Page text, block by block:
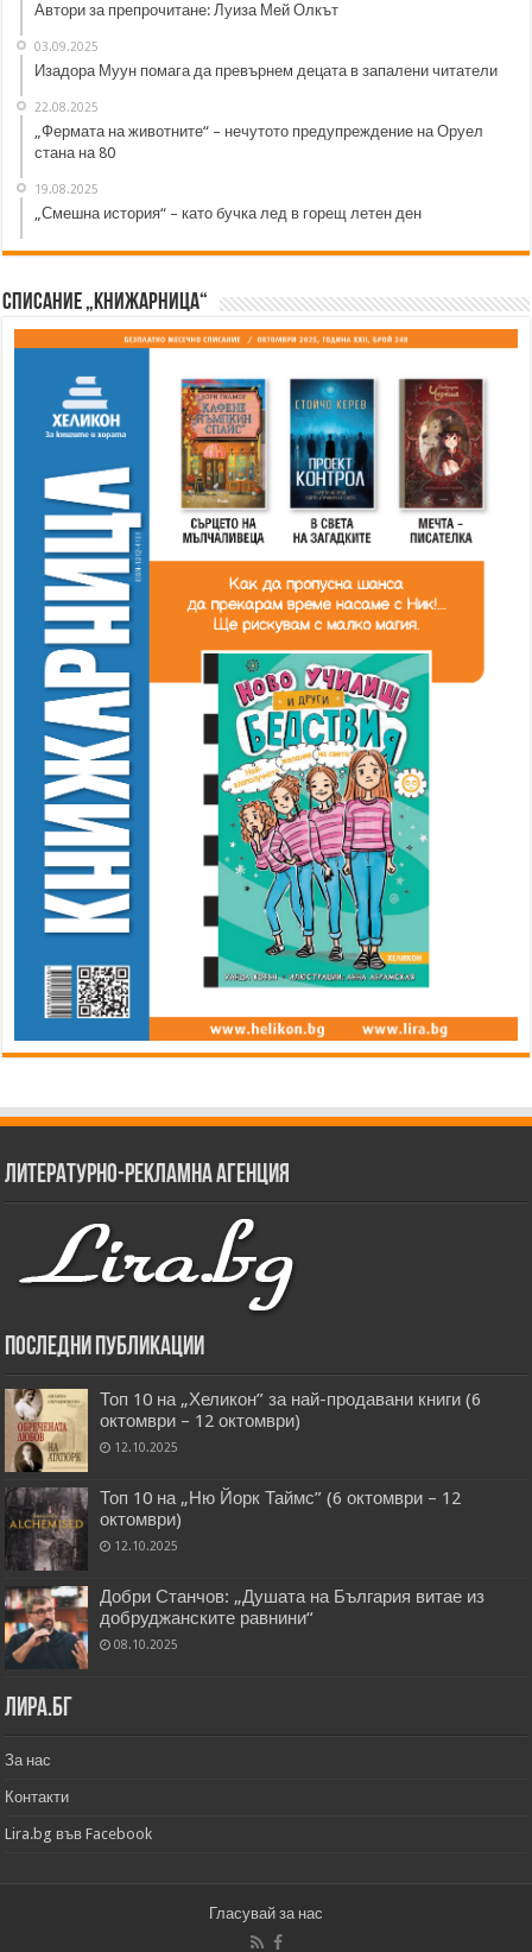
Автори за препрочитане: Луиза Мей Олкът
03.09.2025
Изадора Муун помага да превърнем децата в запалени читатели
22.08.2025
„Фермата на животните“ – нечутото предупреждение на Оруел
стана на 80
19.08.2025
„Смешна история“ – като бучка лед в горещ летен ден
Списание „Книжарница“
Литературно-рекламна агенция
Последни публикации
Топ 10 на „Хеликон” за най-продавани книги (6
октомври – 12 октомври)
12.10.2025
Топ 10 на „Ню Йорк Таймс” (6 октомври – 12
октомври)
12.10.2025
Добри Станчов: „Душата на България витае из
добруджанските равнини“
08.10.2025
Лира.бг
За нас
Контакти
Lira.bg във Facebook
Гласувай за нас